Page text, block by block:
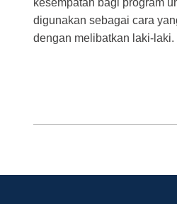
digunakan sebagai cara
dengan melibatkan laki-laki.